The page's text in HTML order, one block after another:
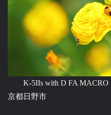
K-5IIs with D FA MACRO
京都日野市